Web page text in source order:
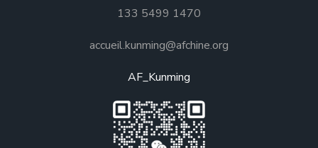
133 5499 1470
accueil.kunming@afchine.org
AF_Kunming